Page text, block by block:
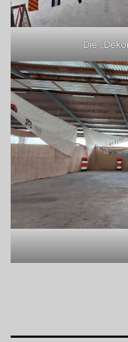
Die